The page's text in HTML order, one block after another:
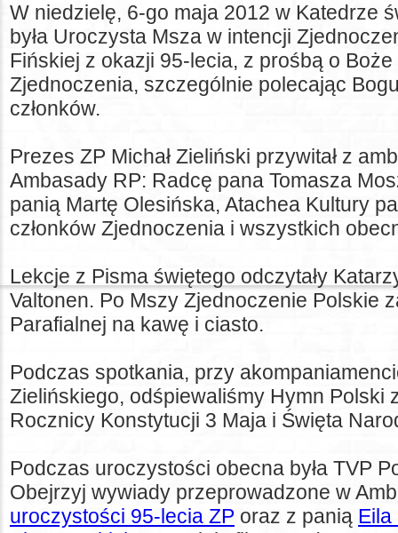
W niedzielę, 6-go maja 2012 w Katedrze
była Uroczysta Msza w intencji
Fińskiej z okazji 95-lecia, z prośbą o Boże
Zjednoczenia, szczególnie polecając
członków.
Prezes ZP Michał Zieliński przywitał z
Ambasady RP: Radcę pana Tomasza
panią Martę Olesińska, Atachea Kultury
członków Zjednoczenia i wszystkich
Lekcje z Pisma świętego odczytały
Valtonen. Po Mszy Zjednoczenie Polskie
Parafialnej na kawę i ciasto.
Podczas spotkania, przy
Zielińskiego, odśpiewaliśmy Hymn Polski
Rocznicy Konstytucji 3 Maja i Święta
Podczas uroczystości obecna była TVP
Obejrzyj wywiady przeprowadzone w
uroczystości 95-lecia ZP oraz z panią Eila